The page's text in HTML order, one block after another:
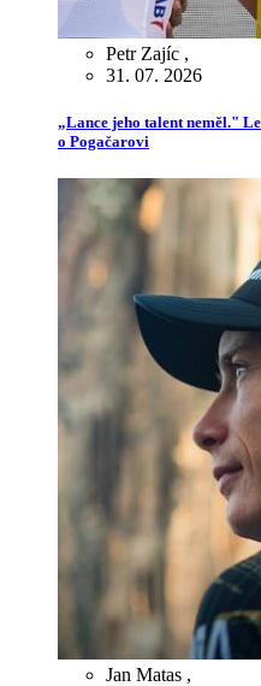
Petr Zajíc ,
31. 07. 2026
„Lance jeho talent neměl."
o Pogačarovi
Jan Matas ,